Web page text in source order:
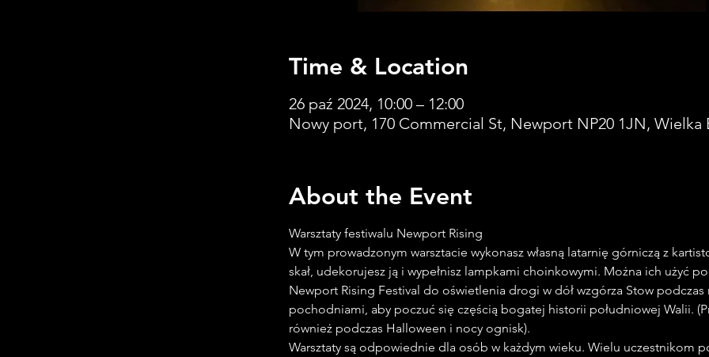
Time & Location
26 paź 2024, 10:00 – 12:00
Nowy port, 170 Commercial St, Newport NP20 1JN, Wielka
About the Event
Warsztaty festiwalu Newport Rising
W tym prowadzonym warsztacie wykonasz własną latarnię górniczą z
skał, udekorujesz ją i wypełnisz lampkami choinkowymi. Można ich użyć
Newport Rising Festival do oświetlenia drogi w dół wzgórza Stow podczas
pochodniami, aby poczuć się częścią bogatej historii południowej Walii.
również podczas Halloween i nocy ognisk).
Warsztaty są odpowiednie dla osób w każdym wieku. Wielu uczestnikom